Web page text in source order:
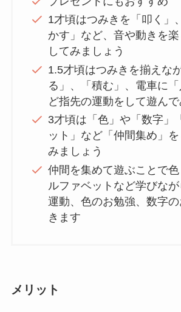
1才頃はつみきを「叩く」
かす」など、音や動きを
してみましょう
1.5才頃はつみきを揃えな
る」、「積む」、電車に
ど指先の運動をして遊ん
3才頃は「色」や「数字」
ット」など「仲間集め」
みましょう
仲間を集めて遊ぶことで
ルファベットなど学びな
運動、色のお勉強、数字
きます
メリット